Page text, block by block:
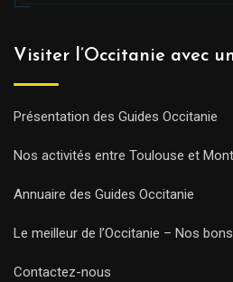
Visiter l’Occitanie avec
Présentation des Guides Occitanie
Nos activités entre Toulouse et
Annuaire des Guides Occitanie
Le meilleur de l’Occitanie – Nos
Contactez-nous